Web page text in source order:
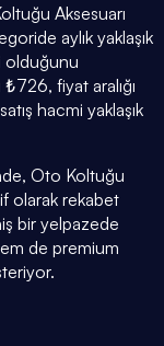
Aksesuarı
aylık yaklaşık
olduğunu
fiyat aralığı
hacmi yaklaşık
Oto Koltuğu
olarak rekabet
bir yelpazede
de premium